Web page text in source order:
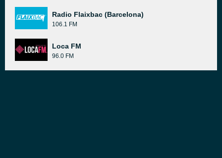
Radio Flaixbac (Barcelona)
106.1 FM
Loca FM
96.0 FM